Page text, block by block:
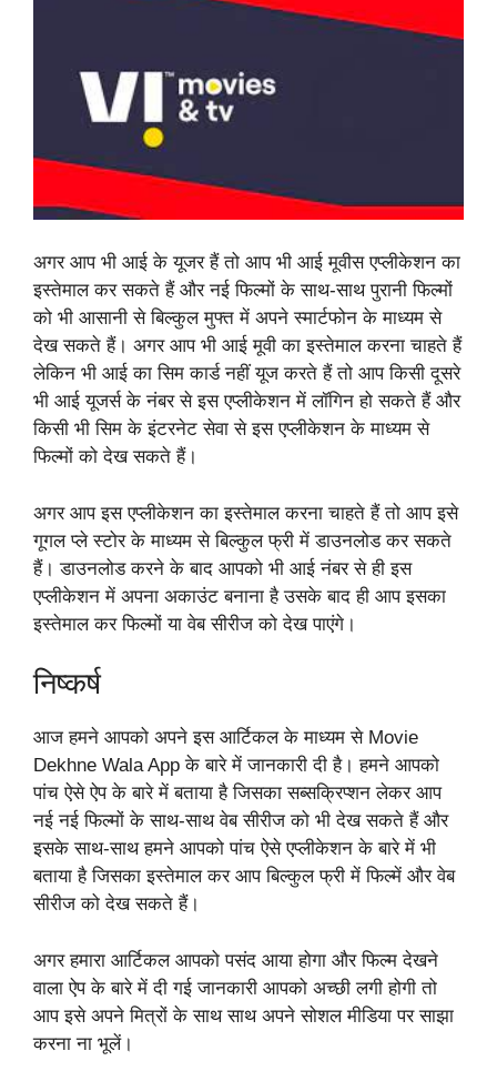
अगर आप भी आई के यूजर हैं तो आप भी आई मूवीस एप्लीकेशन का
इस्तेमाल कर सकते हैं और नई फिल्मों के साथ-साथ पुरानी फिल्मों
को भी आसानी से बिल्कुल मुफ्त में अपने स्मार्टफोन के माध्यम से
देख सकते हैं। अगर आप भी आई मूवी का इस्तेमाल करना चाहते हैं
लेकिन भी आई का सिम कार्ड नहीं यूज करते हैं तो आप किसी दूसरे
भी आई यूजर्स के नंबर से इस एप्लीकेशन में लॉगिन हो सकते हैं और
किसी भी सिम के इंटरनेट सेवा से इस एप्लीकेशन के माध्यम से
फिल्मों को देख सकते हैं।
अगर आप इस एप्लीकेशन का इस्तेमाल करना चाहते हैं तो आप इसे
गूगल प्ले स्टोर के माध्यम से बिल्कुल फ्री में डाउनलोड कर सकते
हैं। डाउनलोड करने के बाद आपको भी आई नंबर से ही इस
एप्लीकेशन में अपना अकाउंट बनाना है उसके बाद ही आप इसका
इस्तेमाल कर फिल्मों या वेब सीरीज को देख पाएंगे।
निष्कर्ष
आज हमने आपको अपने इस आर्टिकल के माध्यम से Movie
Dekhne Wala App के बारे में जानकारी दी है। हमने आपको
पांच ऐसे ऐप के बारे में बताया है जिसका सब्सक्रिप्शन लेकर आप
नई नई फिल्मों के साथ-साथ वेब सीरीज को भी देख सकते हैं और
इसके साथ-साथ हमने आपको पांच ऐसे एप्लीकेशन के बारे में भी
बताया है जिसका इस्तेमाल कर आप बिल्कुल फ्री में फिल्में और वेब
सीरीज को देख सकते हैं।
अगर हमारा आर्टिकल आपको पसंद आया होगा और फिल्म देखने
वाला ऐप के बारे में दी गई जानकारी आपको अच्छी लगी होगी तो
आप इसे अपने मित्रों के साथ साथ अपने सोशल मीडिया पर साझा
करना ना भूलें।